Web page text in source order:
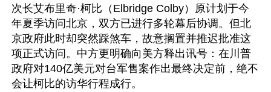
次长艾布里奇·柯比（Elbridge Colby）原计划于今
年夏季访问北京，双方已进行多轮幕后协调。但北
京政府此时却突然踩煞车，故意搁置并推迟批准这
项正式访问。中方更明确向美方释出讯号：在川普
政府对140亿美元对台军售案作出最终决定前，绝不
会让柯比的访华行程成行。